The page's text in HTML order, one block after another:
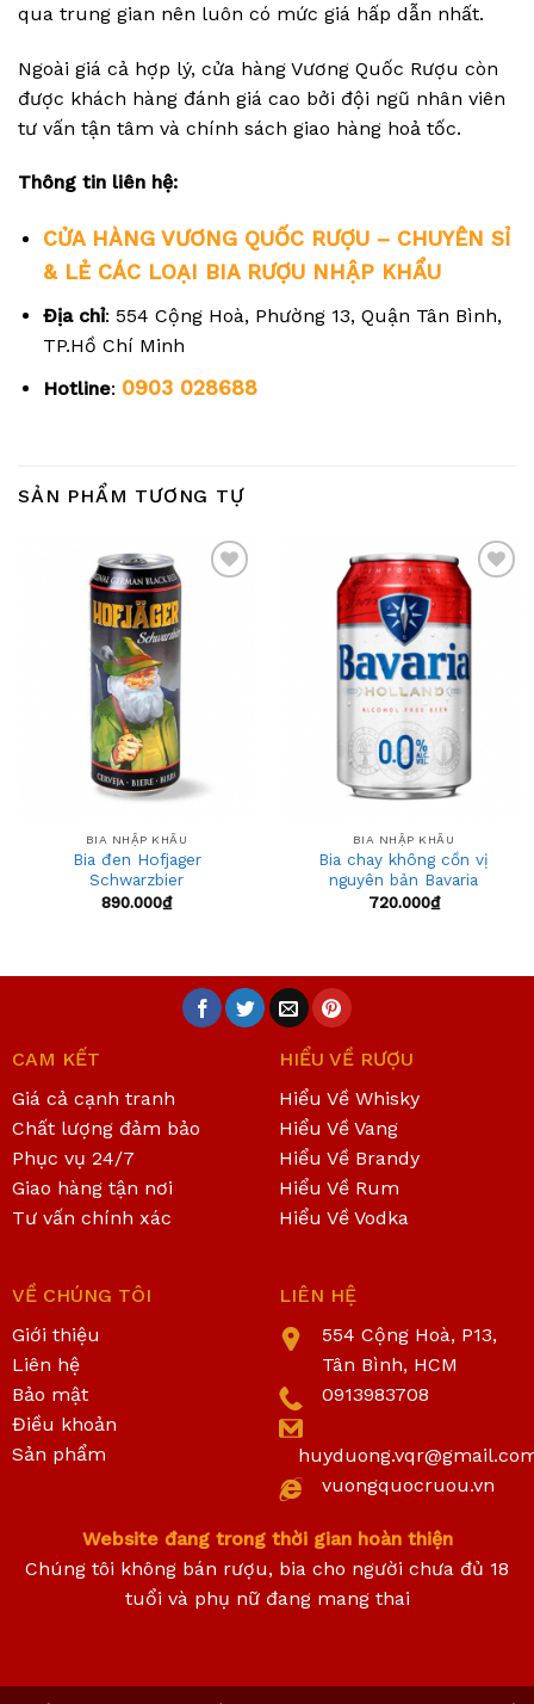
qua trung gian nên luôn có mức giá hấp dẫn nhất.
Ngoài giá cả hợp lý, cửa hàng Vương Quốc Rượu còn
được khách hàng đánh giá cao bởi đội ngũ nhân viên
tư vấn tận tâm và chính sách giao hàng hoả tốc.
Thông tin liên hệ:
CỬA HÀNG VƯƠNG QUỐC RƯỢU – CHUYÊN SỈ
& LẺ CÁC LOẠI BIA RƯỢU NHẬP KHẨU
Địa chỉ: 554 Cộng Hoà, Phường 13, Quận Tân Bình,
TP.Hồ Chí Minh
Hotline: 0903 028688
SẢN PHẨM TƯƠNG TỰ
BIA NHẬP KHẨU
Bia đen Hofjager
Schwarzbier
890.000₫
wishlist
BIA NHẬP KHẨU
Bia chay không cồn vị
nguyên bản Bavaria
720.000₫
CAM KẾT
Giá cả cạnh tranh
Chất lượng đảm bảo
Phục vụ 24/7
Giao hàng tận nơi
Tư vấn chính xác
HIỂU VỀ RƯỢU
Hiểu Về Whisky
Hiểu Về Vang
Hiểu Về Brandy
Hiểu Về Rum
Hiểu Về Vodka
VỀ CHÚNG TÔI
Giới thiệu
Liên hệ
Bảo mật
Điều khoản
Sản phẩm
LIÊN HỆ
554 Cộng Hoà, P13,
Tân Bình, HCM
0913983708
vuongquocruou.vn
Website đang trong thời gian hoàn thiện
Chúng tôi không bán rượu, bia cho người chưa đủ 18
tuổi và phụ nữ đang mang thai